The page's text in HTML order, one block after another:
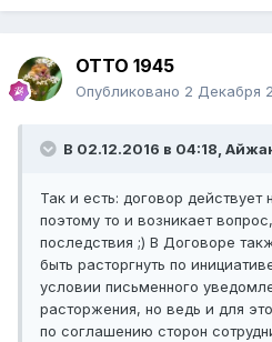
ОТТО 1945
Опубликовано 2 Декабря
В 02.12.2016 в 04:18,
Так и есть: договор
поэтому то и возникает
последствия ;) В Договоре
быть расторгнуть по
условии письменного
расторжения, но ведь и для
по соглашению сторон